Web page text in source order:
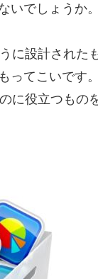
いでしょうか。
に設計された
ってこいです。
に役立つもの